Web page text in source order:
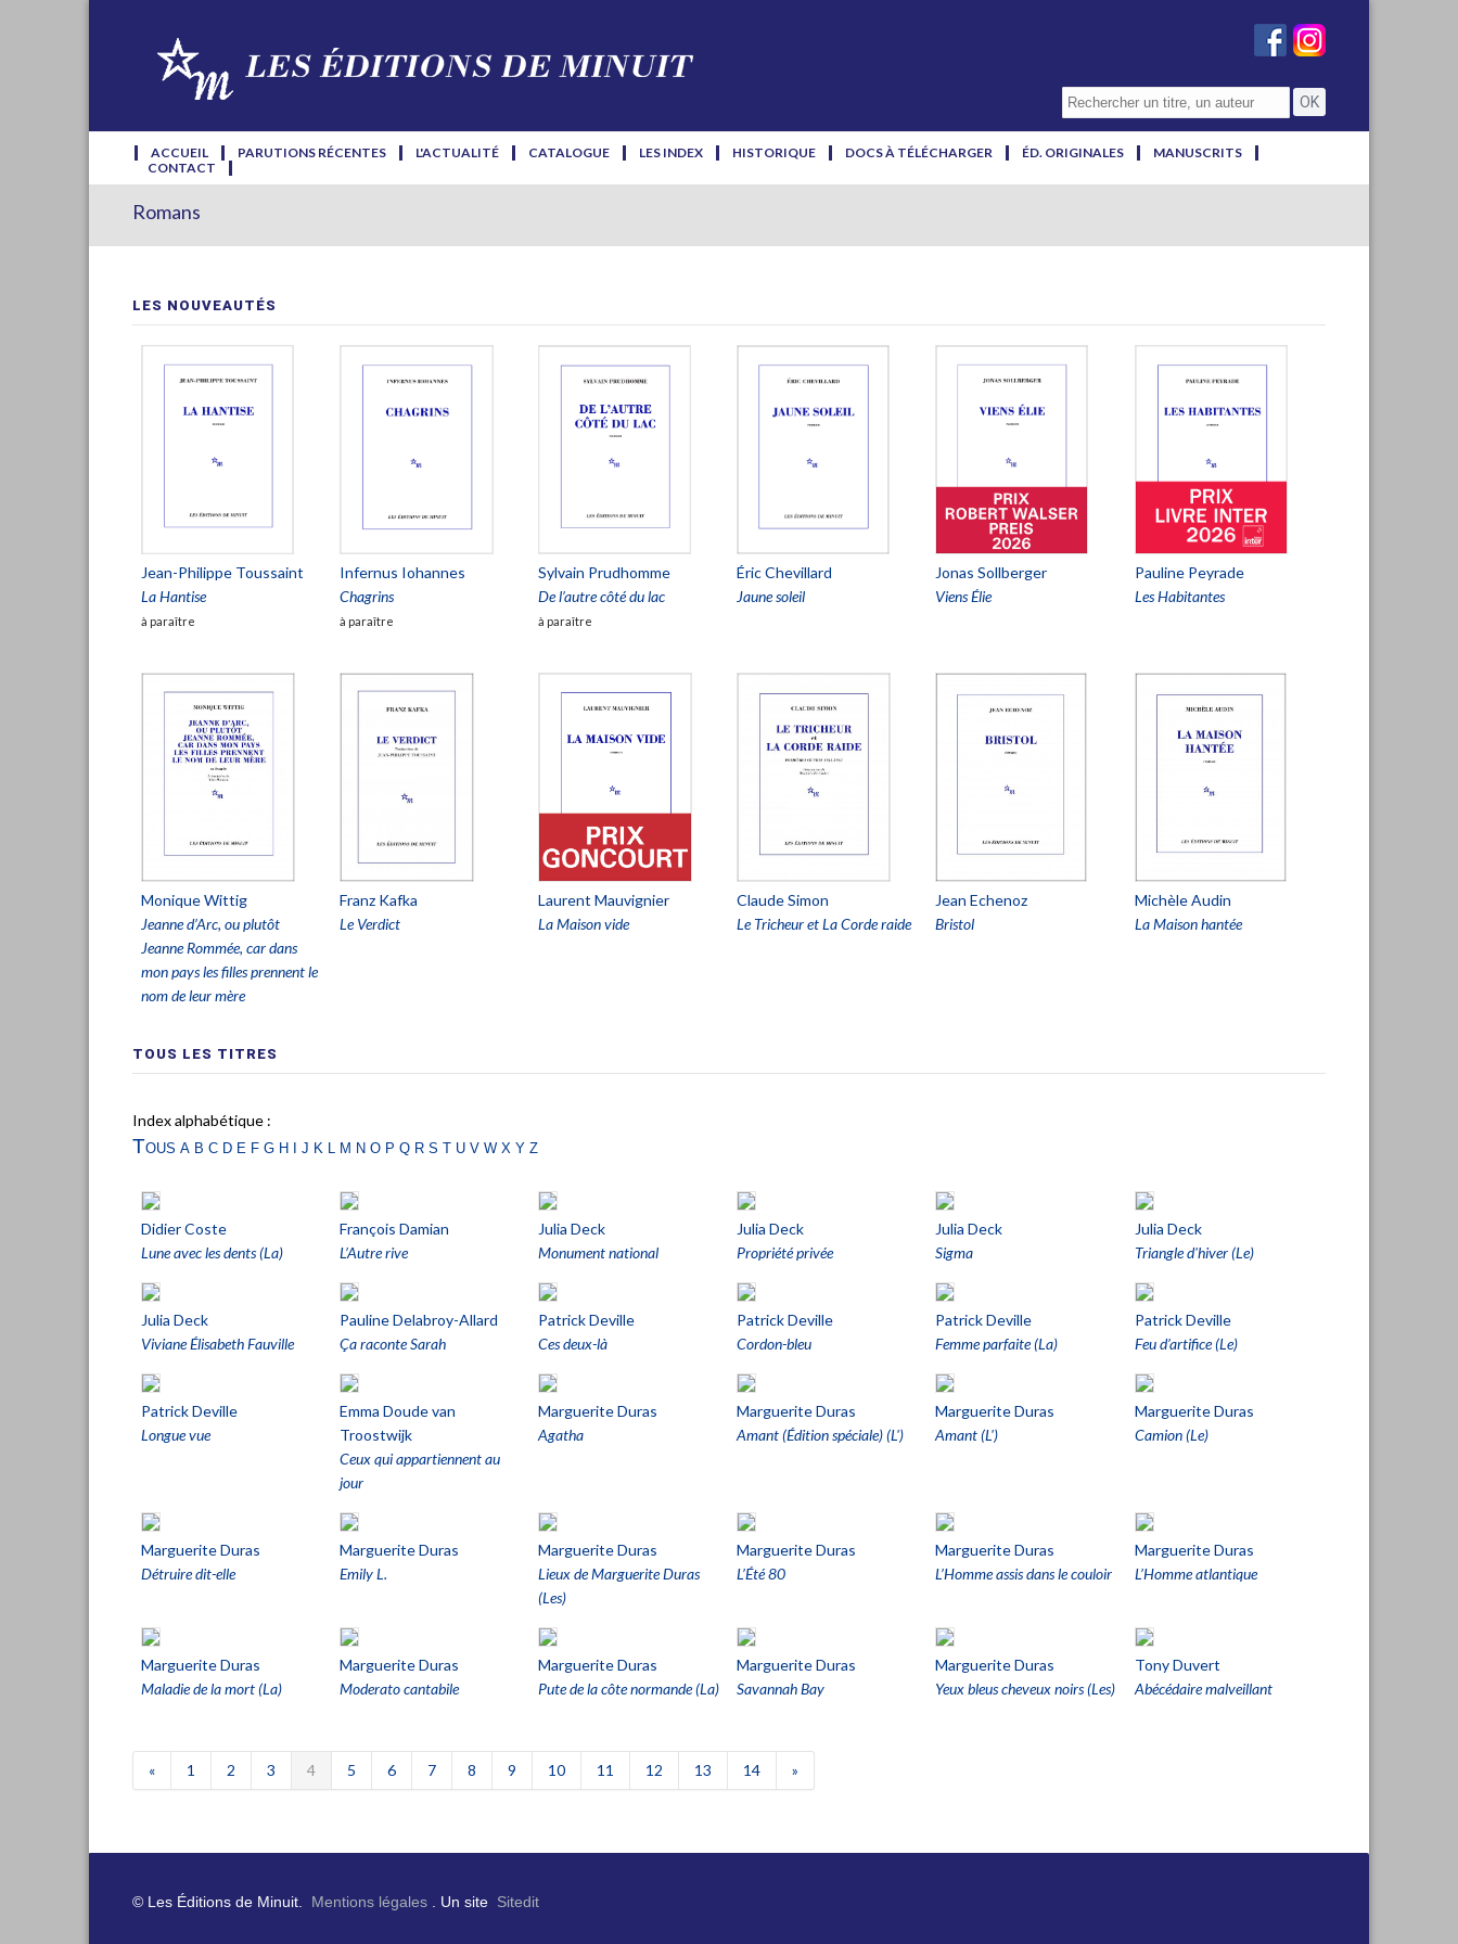
ACCUEIL PARUTIONS RÉCENTES L'ACTUALITÉ CATALOGUE LES INDEX HISTORIQUE DOCS À TÉLÉCHARGER ÉD. ORIGINALES
MANUSCRITS
CONTACT
Romans
LES NOUVEAUTÉS
Jean-Philippe Toussaint
La Hantise
à paraître
Infernus Iohannes
Chagrins
à paraître
Sylvain Prudhomme
De l’autre côté du lac
à paraître
Éric Chevillard
Jaune soleil
Jonas Sollberger
Viens Élie
Pauline Peyrade
Les Habitantes
Monique Wittig
Jeanne d’Arc, ou plutôt
Jeanne Rommée, car dans
mon pays les filles prennent le
nom de leur mère
Franz Kafka
Le Verdict
Laurent Mauvignier
La Maison vide
Claude Simon
Le Tricheur et La Corde raide
Jean Echenoz
Bristol
Michèle Audin
La Maison hantée
TOUS LES TITRES
Index alphabétique :
Tous a b c d e fg h i j k l m no p q rs t uvwx yz
Didier Coste
Lune avec les dents (La)
François Damian
L’Autre rive
Julia Deck
Monument national
Julia Deck
Propriété privée
Julia Deck
Sigma
Julia Deck
Triangle d'hiver (Le)
Julia Deck
Viviane Élisabeth Fauville
Pauline Delabroy-Allard
Ça raconte Sarah
Patrick Deville
Ces deux-là
Patrick Deville
Cordon-bleu
Patrick Deville
Femme parfaite (La)
Patrick Deville
Feu d’artifice (Le)
Patrick Deville
Longue vue
Emma Doude van
Troostwijk
Ceux qui appartiennent au
jour
Marguerite Duras
Agatha
Marguerite Duras
Amant (Édition spéciale) (L')
Marguerite Duras
Amant (L')
Marguerite Duras
Camion (Le)
Marguerite Duras
Détruire dit-elle
Marguerite Duras
Emily L.
Marguerite Duras
Lieux de Marguerite Duras
(Les)
Marguerite Duras
L’Été 80
Marguerite Duras
L’Homme assis dans le couloir
Marguerite Duras
L’Homme atlantique
Marguerite Duras
Maladie de la mort (La)
Marguerite Duras
Moderato cantabile
Marguerite Duras
Pute de la côte normande (La)
Marguerite Duras
Savannah Bay
Marguerite Duras
Yeux bleus cheveux noirs (Les)
Tony Duvert
Abécédaire malveillant
« 1 2 3 4 5 6 7 8 9 10 11 12 13 14 »
© Les Éditions de Minuit. Mentions légales . Un site Sitedit